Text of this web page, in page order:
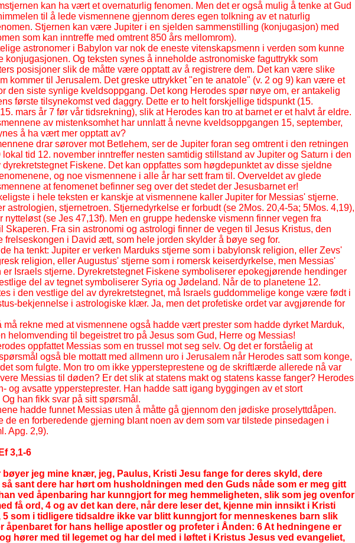
kan ha vært et overnaturlig fenomen. Men det er også mulig å tenke at Gud
til å lede vismennene gjennom deres egen tolkning av et naturlig
Stjernen kan være Jupiter i en sjelden sammenstilling (konjugasjon) med
som kan inntreffe med omtrent 850 års mellomrom).
astronomer i Babylon var nok de eneste vitenskapsmenn i verden som kunne
konjugasjonen. Og teksten synes å inneholde astronomiske faguttrykk som
posisjoner slik de måtte være opptatt av å registrere dem. Det kan være slike
kommer til Jerusalem. Det greske uttrykket "en te anatole" (v. 2 og 9) kan være et
den siste synlige kveldsoppgang. Det kong Herodes spør nøye om, er antakelig
første tilsynekomst ved daggry. Dette er to helt forskjellige tidspunkt (15.
mars år 7 før vår tidsrekning), slik at Herodes kan tro at barnet er et halvt år eldre.
av mistenksomhet har unnlatt å nevne kveldsoppgangen 15, september,
å ha vært mer opptatt av?
drar sørover mot Betlehem, ser de Jupiter foran seg omtrent i den retningen
lokal tid 12. november inntreffer nesten samtidig stillstand av Jupiter og Saturn i den
Fiskene. Det kan oppfattes som høgdepunktet av disse sjeldne
og noe vismennene i alle år har sett fram til. Overveldet av glede
at fenomenet befinner seg over det stedet der Jesusbarnet er!
i hele teksten er kanskje at vismennene kaller Jupiter for Messias' stjerne.
astrologien, stjernetroen. Stjernedyrkelse er forbudt (se 2Mos. 20,4-5a; 5Mos. 4,19),
nytteløst (se Jes 47,13f). Men en gruppe hedenske vismenn finner vegen fra
Skaperen. Fra sin astronomi og astrologi finner de vegen til Jesus Kristus, den
frelseskongen i David ætt, som hele jorden skylder å bøye seg for.
ha tenkt: Jupiter er verken Marduks stjerne som i babylonsk religion, eller Zevs'
religion, eller Augustus' stjerne som i romersk keiserdyrkelse, men Messias'
er Israels stjerne. Dyrekretstegnet Fiskene symboliserer epokegjørende hendinger
del av tegnet symboliserer Syria og Jødeland. Når de to planetene 12.
i den vestlige del av dyrekretstegnet, må Israels guddommelige konge være født i
bekjennelse i astrologiske klær. Ja, men det profetiske ordet var avgjørende for
må rekne med at vismennene også hadde vært prester som hadde dyrket Marduk,
helomvending til begeistret tro på Jesus som Gud, Herre og Messias!
oppfattet Messias som en trussel mot seg selv. Og det er forståelig at
også ble mottatt med allmenn uro i Jerusalem når Herodes satt som konge,
som fulgte. Mon tro om ikke yppersteprestene og de skriftlærde allerede nå var
Messias til døden? Er det slik at statens makt og statens kasse fanger? Herodes
og avsatte yppersteprester. Han hadde satt igang byggingen av et stort
han fikk svar på sitt spørsmål.
hadde funnet Messias uten å måtte gå gjennom den jødiske proselyttdåpen.
de en forberedende gjerning blant noen av dem som var tilstede pinsedagen i
Apg. 2,9).
3,1-6
bøyer jeg mine knær, jeg, Paulus, Kristi Jesu fange for deres skyld, dere
så sant dere har hørt om husholdningen med den Guds nåde som er meg gitt
ved åpenbaring har kunngjort for meg hemmeligheten, slik som jeg ovenfor
få ord, 4 og av det kan dere, når dere leser det, kjenne min innsikt i Kristi
5 som i tidligere tidsaldre ikke var blitt kunngjort for menneskenes barn slik
åpenbaret for hans hellige apostler og profeter i Ånden: 6 At hedningene er
hører med til legemet og har del med i løftet i Kristus Jesus ved evangeliet,